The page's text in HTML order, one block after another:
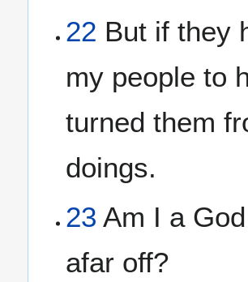
22 But if they
my people to
turned them
doings.
23 Am I a
afar off?